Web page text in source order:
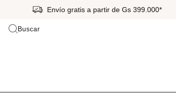
Envío gratis a partir de Gs 399.000*
Buscar